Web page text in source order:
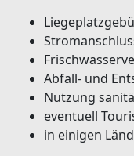
Abfall- und
Nutzung
eventuell
in einigen